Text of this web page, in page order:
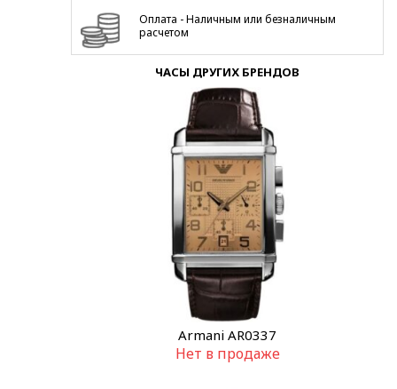
Оплата - Наличным или безналичным
расчетом
ЧАСЫ ДРУГИХ БРЕНДОВ
Armani AR0337
Нет в продаже